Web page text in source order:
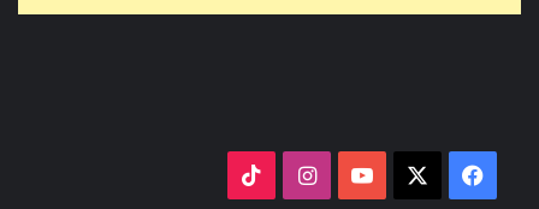
فيسبوك ‫YouTubeانستقرام